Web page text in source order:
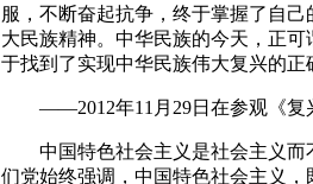
服，不断奋起抗争，终于掌握了自
大民族精神。中华民族的今天，正
于找到了实现中华民族伟大复兴的正
——2012年11月29日在参观《复
中国特色社会主义是社会主义而
们党始终强调，中国特色社会主义